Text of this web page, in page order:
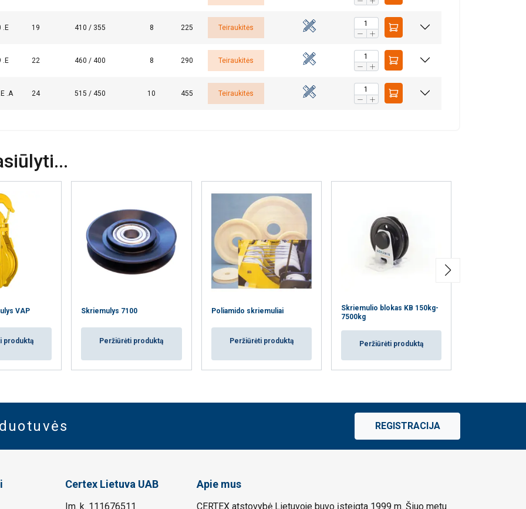
.E 19 410 / 355 8 225 Teiraukitės
.E 22 460 / 400 8 290 Teiraukitės
.A 24 515 / 450 10 455 Teiraukitės
VAP
produktą
Skriemulys 7100
Peržiūrėti produktą
Poliamido skriemuliai
Peržiūrėti produktą
Skriemulio blokas KB 150kg-
7500kg
Peržiūrėti produktą
REGISTRACIJA
Certex Lietuva UAB
Im. k. 111676511
Apie mus
CERTEX atstovybė Lietuvoje buvo įsteigta 1999 m. Šiuo metu
AŠ SUTINKU